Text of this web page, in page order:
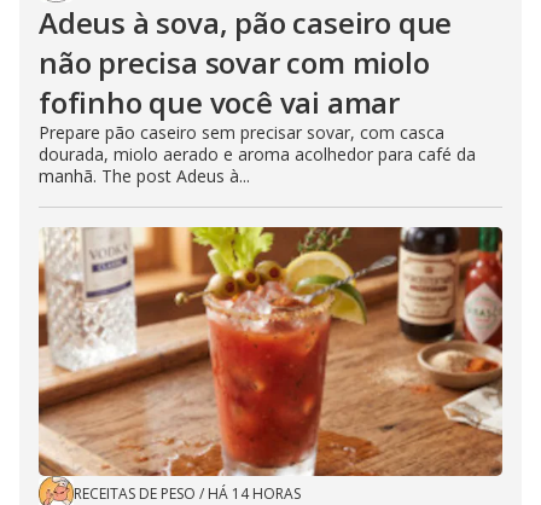
Adeus à sova, pão caseiro que
não precisa sovar com miolo
fofinho que você vai amar
Prepare pão caseiro sem precisar sovar, com casca
dourada, miolo aerado e aroma acolhedor para café da
manhã. The post Adeus à...
RECEITAS DE PESO / HÁ 14 HORAS